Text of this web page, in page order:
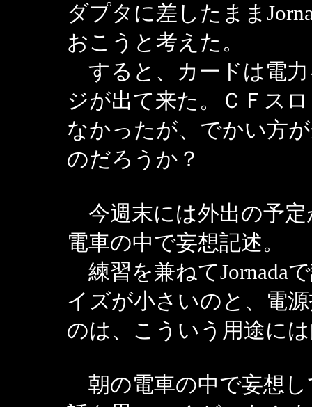
ダプタに差したまま
おこうと考えた。
すると、カードは電
ジが出て来た。ＣＦス
なかったが、でかい方
のだろうか？
今週末には外出の予定
電車の中で妄想記述。
練習を兼ねてJornada
イズが小さいのと、電
のは、こういう用途に
朝の電車の中で妄想